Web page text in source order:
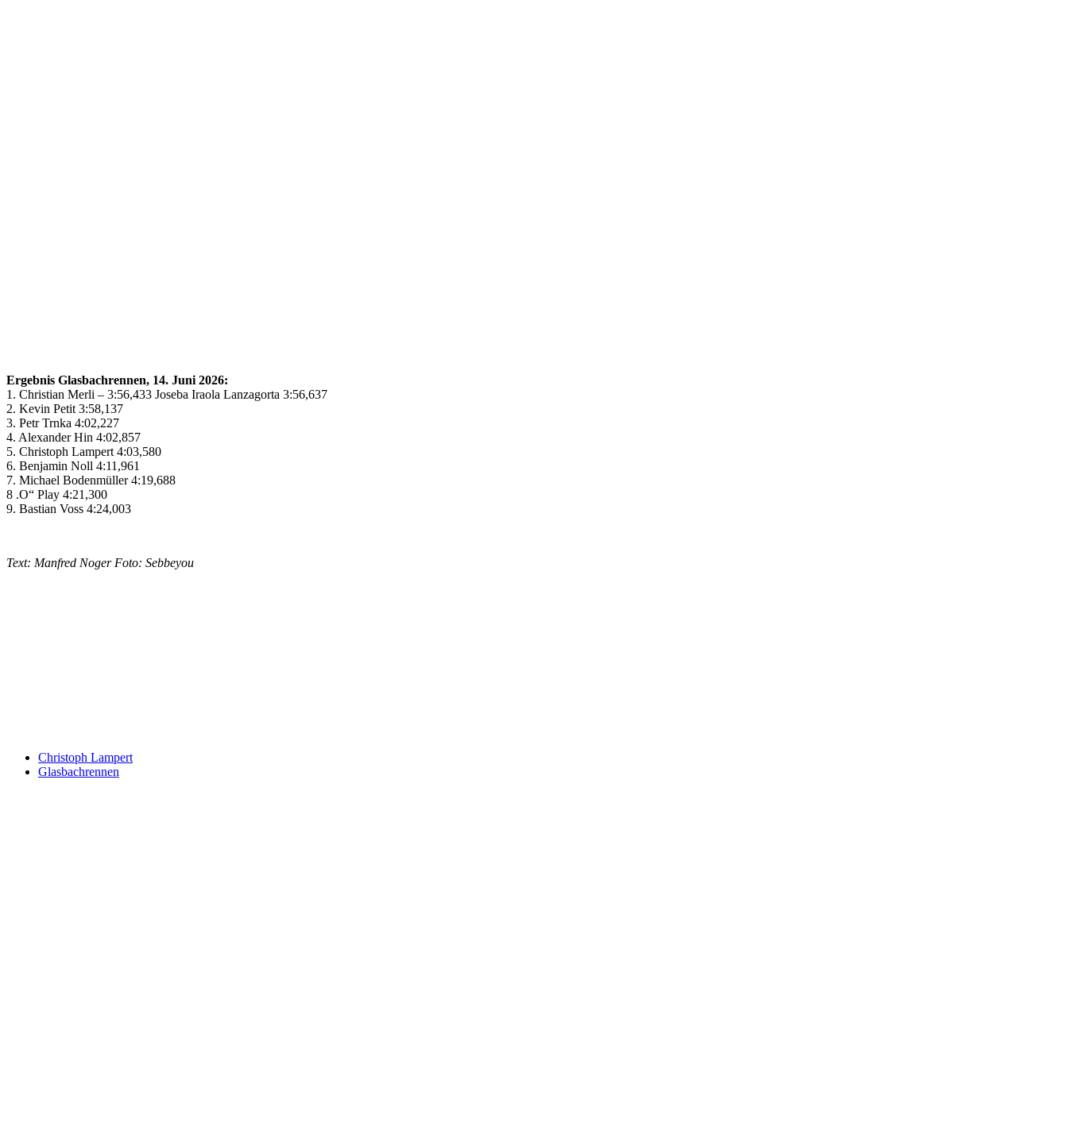
Ergebnis Glasbachrennen, 14. Juni 2026:
1. Christian Merli – 3:56,433 Joseba Iraola Lanzagorta 3:56,637
2. Kevin Petit 3:58,137
3. Petr Trnka 4:02,227
4. Alexander Hin 4:02,857
5. Christoph Lampert 4:03,580
6. Benjamin Noll 4:11,961
7. Michael Bodenmüller 4:19,688
8 .O“ Play 4:21,300
9. Bastian Voss 4:24,003
Text: Manfred Noger Foto: Sebbeyou
Christoph Lampert
Glasbachrennen